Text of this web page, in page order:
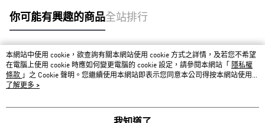
你可能有興趣的商品全站排行
熱門標籤
本網站中使用 cookie，欲查詢有關本網站使用 cookie 方式之詳情，及若您不希望
在電腦上使用 cookie 時應如何變更電腦的 cookie 設定，請參閱本網站「
隱私權
條款 」之 Cookie 聲明。您繼續使用本網站即表示您同意本公司得按本網站使用條
款之 Cookie 聲明使用 cookie。
了解更多 >